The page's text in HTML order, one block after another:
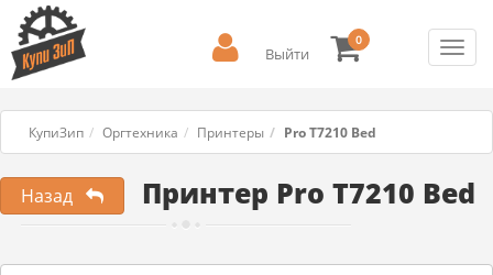
Выйти
0
КупиЗип Оргтехника Принтеры Pro T7210 Bed
Принтер Pro T7210 Bed
Назад